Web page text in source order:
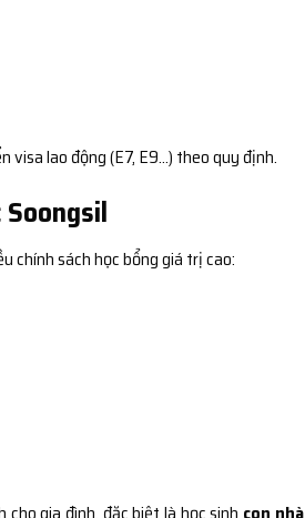
visa lao động (E7, E9…) theo quy định.
chính sách học bổng giá trị cao: